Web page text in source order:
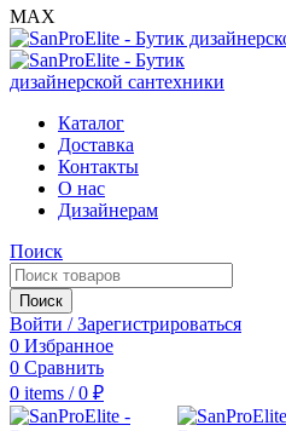
MAX
Каталог
Доставка
Контакты
О нас
Дизайнерам
Поиск
Поиск
Войти / Зарегистрироваться
0 Избранное
0 Сравнить
0 items / 0 ₽